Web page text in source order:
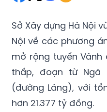
Sở Xây dựng Hà Nội
Nội về các phương
mở rộng tuyến
thấp, đoạn từ Ngã
(đường Láng), với
hơn 21.377 tỷ đồng.